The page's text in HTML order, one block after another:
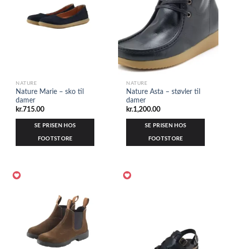
NATURE
Nature Marie – sko til
damer
kr.715.00
SE PRISEN HOS
FOOTSTORE
NATURE
Nature Asta – støvler til
damer
kr.1,200.00
SE PRISEN HOS
FOOTSTORE